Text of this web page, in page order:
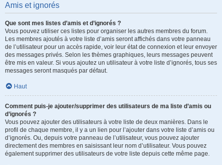
Amis et ignorés
Que sont mes listes d’amis et d’ignorés ?
Vous pouvez utiliser ces listes pour organiser les autres membres du forum.
Les membres ajoutés à votre liste d’amis seront affichés dans votre panneau
de l’utilisateur pour un accès rapide, voir leur état de connexion et leur envoyer
des messages privés. Selon les thèmes graphiques, leurs messages peuvent
être mis en valeur. Si vous ajoutez un utilisateur à votre liste d’ignorés, tous ses
messages seront masqués par défaut.
Haut
Comment puis-je ajouter/supprimer des utilisateurs de ma liste d’amis ou
d’ignorés ?
Vous pouvez ajouter des utilisateurs à votre liste de deux manières. Dans le
profil de chaque membre, il y a un lien pour l’ajouter dans votre liste d’amis ou
d’ignorés. Ou, depuis votre panneau de l’utilisateur, vous pouvez ajouter
directement des membres en saisissant leur nom d’utilisateur. Vous pouvez
également supprimer des utilisateurs de votre liste depuis cette même page.